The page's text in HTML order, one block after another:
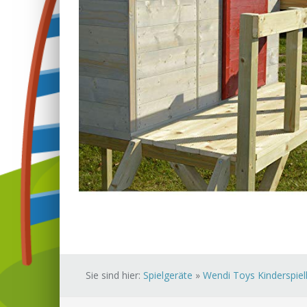
Sie sind hier: Spielgeräte » Wendi Toys